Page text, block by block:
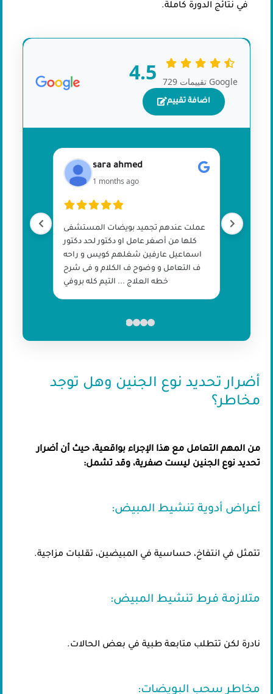
في نتائج الدورة كاملة.
4.5 729 تقييمات Google
اضافة تقييم
sara ahmed
1 months ago
عملت عندهم تجميد بويضات المستشفى
كلها من أصغر عامل او دكتور لحد دكتور
اسماعيل عارفين شغلهم كويس و راحه
ف التعامل و وضوح ف الكلام و فى شرح
خطه العلاج ... التيم كله بروفي
أضرار تحديد نوع الجنين وهل توجد
مخاطر؟
من المهم التعامل مع هذا الإجراء بواقعية، حيث أن أضرار
تحديد نوع الجنين ليست صفرية، وقد تشمل:
أعراض أدوية تنشيط المبيض:
تتمثل في انتفاخ، حساسية في المبيضين، تقلبات مزاجية.
متلازمة فرط تنشيط المبيض:
نادرة لكن تتطلب متابعة طبية في بعض الحالات.
مخاطر سحب البويضات: